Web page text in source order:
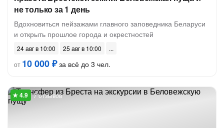
не только за 1 день
Вдохновиться пейзажами главного заповедника Беларуси
и открыть прошлое города и окрестностей
24 авг в 10:00
25 авг в 10:00
от 10 000 ₽за всё до 3 чел.
7 отзывов